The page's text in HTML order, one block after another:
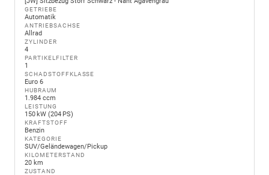
GETRIEBE
Automatik
ANTRIEBSACHSE
Allrad
ZYLINDER
4
PARTIKELFILTER
1
SCHADSTOFFKLASSE
Euro 6
HUBRAUM
1.984 ccm
LEISTUNG
150 kW (204 PS)
KRAFTSTOFF
Benzin
KATEGORIE
SUV/Geländewagen/Pickup
KILOMETERSTAND
20 km
ZUSTAND